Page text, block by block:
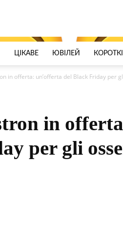
ЦІКАВЕ ЮВІЛЕЙ КОРОТКІ
in offerta: un’offerta del Black Friday per
in
per gli